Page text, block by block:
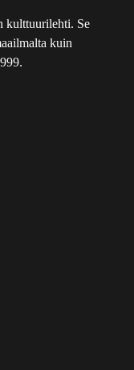
kulttuurilehti. Se
kuin